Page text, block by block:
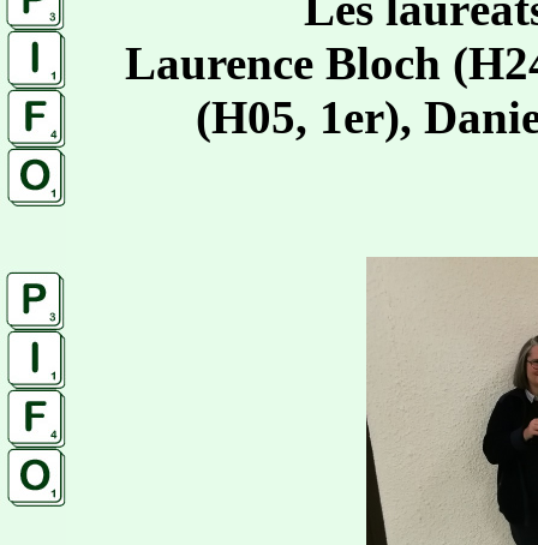
Laurence Bloch
(H05, 1er),